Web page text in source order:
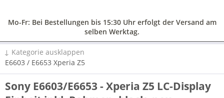
Mo-Fr: Bei Bestellungen bis 15:30 Uhr erfolgt der Versand am
selben Werktag.
↓ Kategorie ausklappen
E6603 / E6653 Xperia Z5
Sony E6603/E6653 - Xperia Z5 LC-Display